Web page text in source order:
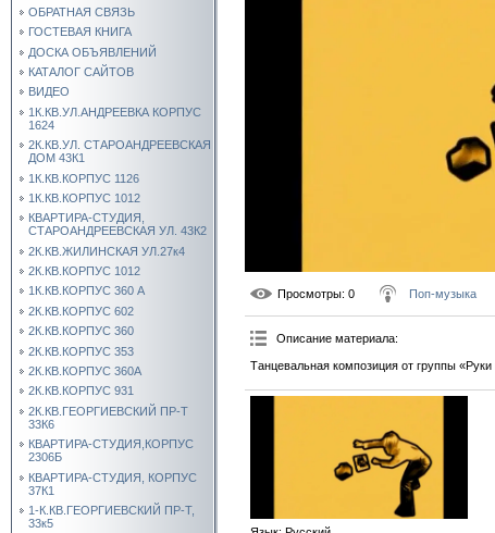
ОБРАТНАЯ СВЯЗЬ
ГОСТЕВАЯ КНИГА
ДОСКА ОБЪЯВЛЕНИЙ
КАТАЛОГ САЙТОВ
ВИДЕО
1К.КВ.УЛ.АНДРЕЕВКА КОРПУС
1624
2К.КВ.УЛ. СТАРОАНДРЕЕВСКАЯ
ДОМ 43К1
1К.КВ.КОРПУС 1126
1К.КВ.КОРПУС 1012
КВАРТИРА-СТУДИЯ,
СТАРОАНДРЕЕВСКАЯ УЛ. 43К2
2К.КВ.ЖИЛИНСКАЯ УЛ.27к4
2К.КВ.КОРПУС 1012
1К.КВ.КОРПУС 360 А
2К.КВ.КОРПУС 602
2К.КВ.КОРПУС 360
2К.КВ.КОРПУС 353
2К.КВ.КОРПУС 360А
2К.КВ.КОРПУС 931
2К.КВ.ГЕОРГИЕВСКИЙ ПР-Т
33К6
КВАРТИРА-СТУДИЯ,КОРПУС
2306Б
КВАРТИРА-СТУДИЯ, КОРПУС
37К1
1-К.КВ.ГЕОРГИЕВСКИЙ ПР-Т,
33к5
Просмотры: 0 Поп-музыка
Описание материала:
Танцевальная композиция от группы «Руки